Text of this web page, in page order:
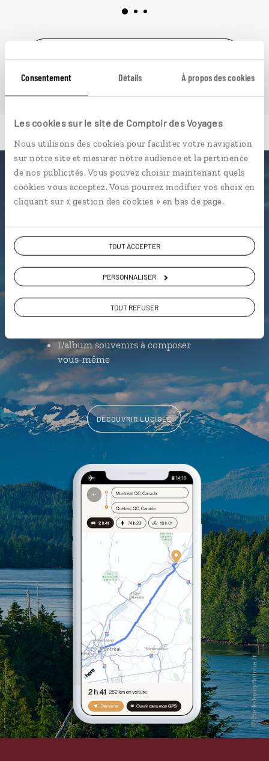
Consentement Détails À propos des cookies
Les cookies sur le site de Comptoir des Voyages
Nous utilisons des cookies pour faciliter votre navigation
sur notre site et mesurer notre audience et la pertinence
de nos publicités. Vous pouvez choisir maintenant quels
cookies vous acceptez. Vous pourrez modifier vos choix en
cliquant sur « gestion des cookies » en bas de page.
TOUT ACCEPTER
PERSONNALISER
TOUT REFUSER
Luciole,
l'appli qui vous guide au Canada
L’itinéraire vers votre chambre
d'hôtes en 1 clic
Notre sélection de bars et
microbrasseries
Les plus beaux parcs nationaux
L'album souvenirs à composer
vous-même
DÉCOUVRIR LUCIOLE